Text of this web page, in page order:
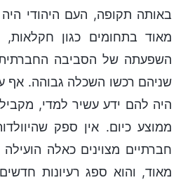
באותה תקופה, העם היהודי
מאוד בתחומים כגון
השפעתה של הסביבה החברתית
שניהם רכשו השכלה גבוהה. אף
היה להם ידע עשיר למדי,
ממוצע כיום. אין ספק
חברתיים מצוינים כאלה
מאוד, והוא ספג רעיונות